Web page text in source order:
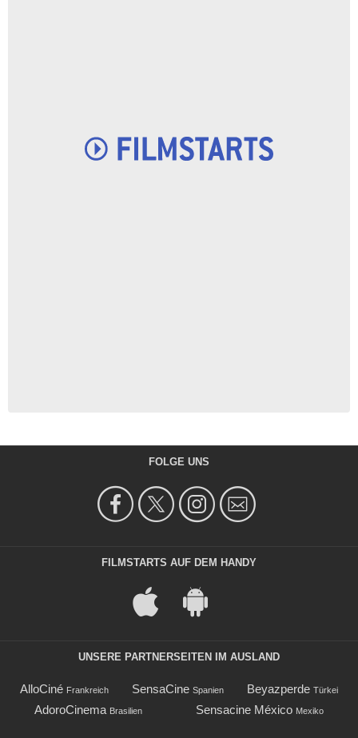
FOLGE UNS
FILMSTARTS AUF DEM HANDY
UNSERE PARTNERSEITEN IM AUSLAND
AlloCiné Frankreich SensaCine Spanien Beyazperde Türkei
AdoroCinema Brasilien Sensacine México Mexiko